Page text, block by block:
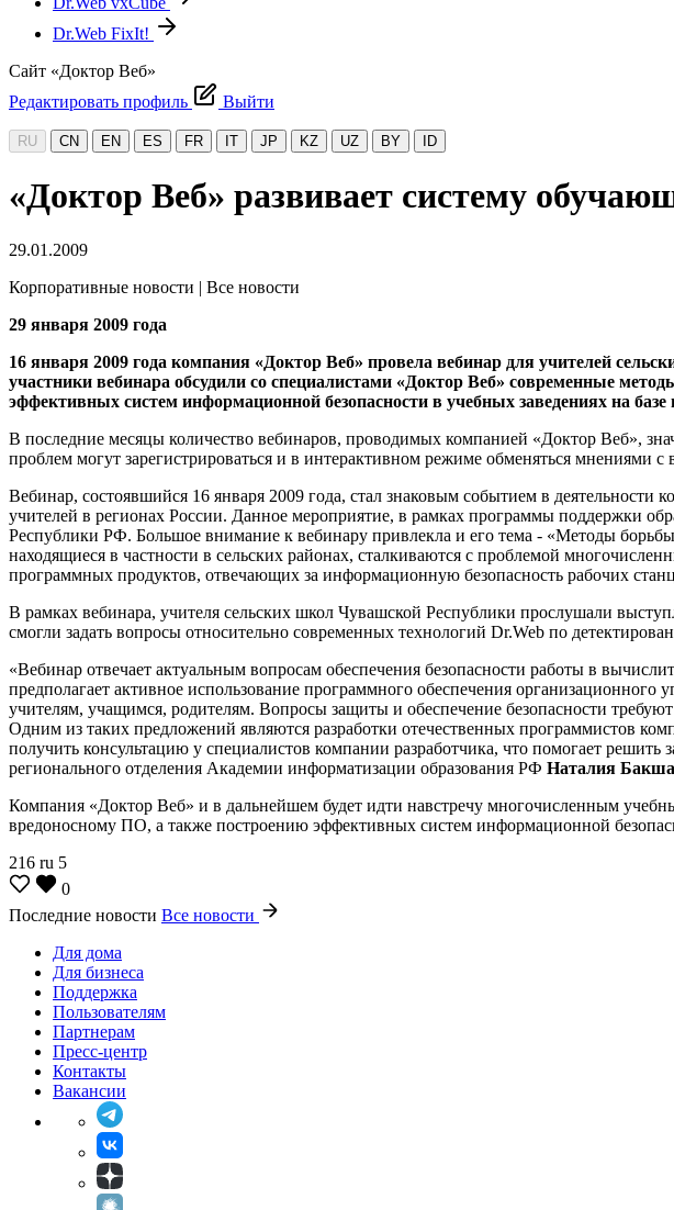
Dr.Web FixIt!
Сайт «Доктор Веб»
Редактировать профиль
Выйти
RU CN EN ES FR IT JP KZ UZ BY ID
«Доктор Веб» развивает систему
29.01.2009
Корпоративные новости | Все новости
29 января 2009 года
16 января 2009 года компания «Доктор Веб» провела вебинар для учителей
участники вебинара обсудили со специалистами «Доктор Веб» современные
эффективных систем информационной безопасности в учебных заведениях на
В последние месяцы количество вебинаров, проводимых компанией «Доктор Веб»,
проблем могут зарегистрироваться и в интерактивном режиме обменяться
Вебинар, состоявшийся 16 января 2009 года, стал знаковым событием в
учителей в регионах России. Данное мероприятие, в рамках программы поддержки
Республики РФ. Большое внимание к вебинару привлекла и его тема - «Методы
находящиеся в частности в сельских районах, сталкиваются с проблемой
программных продуктов, отвечающих за информационную безопасность рабочих
В рамках вебинара, учителя сельских школ Чувашской Республики прослушали
смогли задать вопросы относительно современных технологий Dr.Web по
«Вебинар отвечает актуальным вопросам обеспечения безопасности работы в
предполагает активное использование программного обеспечения
учителям, учащимся, родителям. Вопросы защиты и обеспечение безопасности
Одним из таких предложений являются разработки отечественных программистов
получить консультацию у специалистов компании разработчика, что помогает
регионального отделения Академии информатизации образования РФ Наталия
Компания «Доктор Веб» и в дальнейшем будет идти навстречу многочисленным
вредоносному ПО, а также построению эффективных систем информационной
216 ru 5
0
Последние новости Все новости
Для дома
Для бизнеса
Поддержка
Пользователям
Партнерам
Пресс-центр
Контакты
Вакансии